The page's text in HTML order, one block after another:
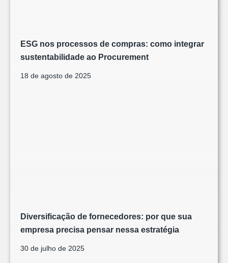
ESG nos processos de compras: como integrar
sustentabilidade ao Procurement
18 de agosto de 2025
Diversificação de fornecedores: por que sua
empresa precisa pensar nessa estratégia
30 de julho de 2025